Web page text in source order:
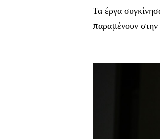
Τα έργα
παραμένουν στην